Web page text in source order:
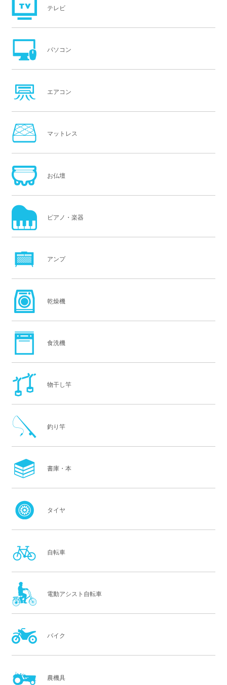
テレビ
パソコン
エアコン
マットレス
お仏壇
ピアノ・楽器
アンプ
乾燥機
食洗機
物干し竿
釣り竿
書庫・本
タイヤ
自転車
電動アシスト自転車
バイク
農機具